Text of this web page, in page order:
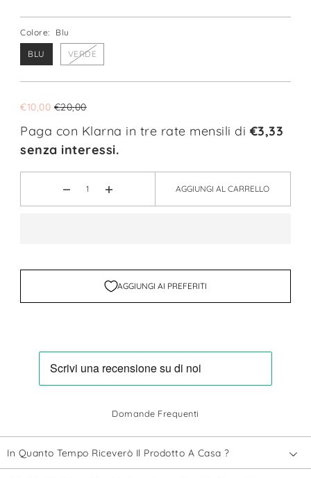
Colore: Blu
BLU VERDE
€10,00 €20,00
Paga con Klarna in tre rate mensili di €3,33
senza interessi.
AGGIUNGI AL CARRELLO
AGGIUNGI AI PREFERITI
Domande Frequenti
In Quanto Tempo Riceverò Il Prodotto A Casa ?